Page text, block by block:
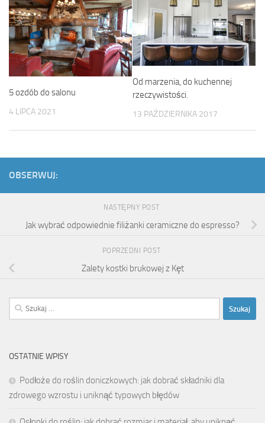
5 ozdób do salonu
4 LIPCA 2021
Od marzenia, do kuchennej
rzeczywistości.
13 PAŹDZIERNIKA 2017
OBSERWUJ:
NASTĘPNY POST
Jak wybrać odpowiednie filiżanki ceramiczne do espresso?
POPRZEDNI POST
Zalety kostki brukowej z Kęt
Szukaj:
OSTATNIE WPISY
Podłoże do roślin doniczkowych: jak dobrać składniki dla
zdrowego wzrostu i uniknąć typowych błędów